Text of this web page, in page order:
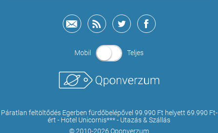
Mobil Teljes
Páratlan feltöltődés Egerben fürdőbelépővel 99.990 Ft helyett 69.990 Ft-
ért - Hotel Unicornis*** - Utazás & Szállás
© 2010-2026 Qponverzum